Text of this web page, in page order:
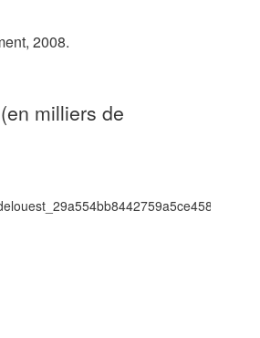
2008.
milliers de